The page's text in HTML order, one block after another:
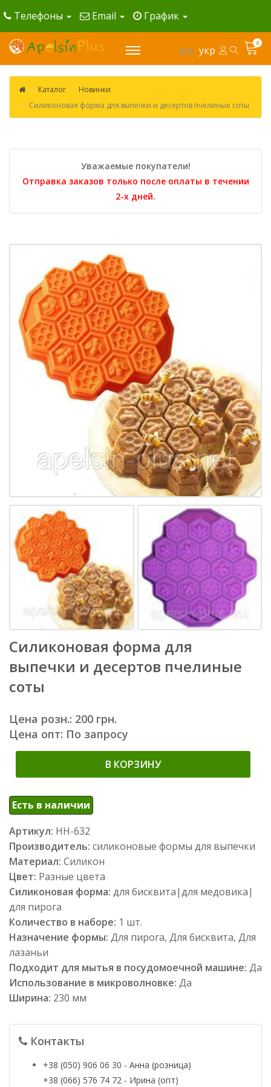
Телефоны Email График
рус укр
0
Каталог
Новинки
Силиконовая форма для выпечки и десертов пчелиные соты
Уважаемые покупатели!
Отправка заказов только после оплаты в течении
2-х дней.
Силиконовая форма для
выпечки и десертов пчелиные
соты
Цена розн.: 200 грн.
Цена опт: По запросу
В КОРЗИНУ
Есть в наличии
Артикул: НН-632
Производитель: силиконовые формы для выпечки
Материал: Силикон
Цвет: Разные цвета
Силиконовая форма: для бисквита|для медовика|
для пирога
Количество в наборе: 1 шт.
Назначение формы: Для пирога, Для бисквита, Для
лазаньи
Подходит для мытья в посудомоечной машине: Да
Использование в микроволновке: Да
Ширина: 230 мм
Контакты
+38 (050) 906 06 30 - Анна (розница)
+38 (066) 576 74 72 - Ирина (опт)